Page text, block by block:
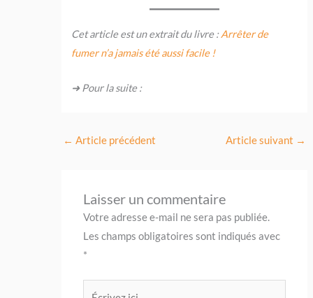
Cet article est un extrait du livre :Arrêter de
fumer n’a jamais été aussi facile !
➜ Pour la suite :
← Article précédent Article suivant →
Laisser un commentaire
Votre adresse e-mail ne sera pas publiée.
Les champs obligatoires sont indiqués avec
*